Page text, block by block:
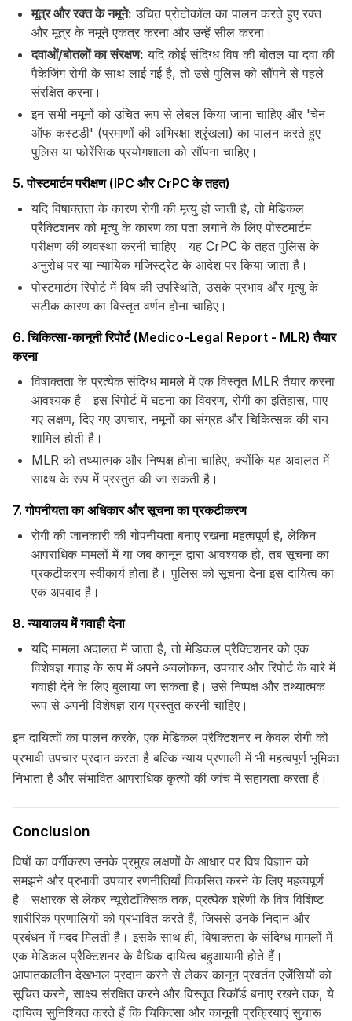
मूत्र और रक्त के नमूने: उचित प्रोटोकॉल का पालन करते हुए रक्त
और मूत्र के नमूने एकत्र करना और उन्हें सील करना।
दवाओं/बोतलों का संरक्षण: यदि कोई संदिग्ध विष की बोतल या दवा की
पैकेजिंग रोगी के साथ लाई गई है, तो उसे पुलिस को सौंपने से पहले
संरक्षित करना।
इन सभी नमूनों को उचित रूप से लेबल किया जाना चाहिए और 'चेन
ऑफ कस्टडी' (प्रमाणों की अभिरक्षा श्रृंखला) का पालन करते हुए
पुलिस या फोरेंसिक प्रयोगशाला को सौंपना चाहिए।
5. पोस्टमार्टम परीक्षण (IPC और CrPC के तहत)
यदि विषाक्तता के कारण रोगी की मृत्यु हो जाती है, तो मेडिकल
प्रैक्टिशनर को मृत्यु के कारण का पता लगाने के लिए पोस्टमार्टम
परीक्षण की व्यवस्था करनी चाहिए। यह CrPC के तहत पुलिस के
अनुरोध पर या न्यायिक मजिस्ट्रेट के आदेश पर किया जाता है।
पोस्टमार्टम रिपोर्ट में विष की उपस्थिति, उसके प्रभाव और मृत्यु के
सटीक कारण का विस्तृत वर्णन होना चाहिए।
6. चिकित्सा-कानूनी रिपोर्ट (Medico-Legal Report - MLR) तैयार
करना
विषाक्तता के प्रत्येक संदिग्ध मामले में एक विस्तृत MLR तैयार करना
आवश्यक है। इस रिपोर्ट में घटना का विवरण, रोगी का इतिहास, पाए
गए लक्षण, दिए गए उपचार, नमूनों का संग्रह और चिकित्सक की राय
शामिल होती है।
MLR को तथ्यात्मक और निष्पक्ष होना चाहिए, क्योंकि यह अदालत में
साक्ष्य के रूप में प्रस्तुत की जा सकती है।
7. गोपनीयता का अधिकार और सूचना का प्रकटीकरण
रोगी की जानकारी की गोपनीयता बनाए रखना महत्वपूर्ण है, लेकिन
आपराधिक मामलों में या जब कानून द्वारा आवश्यक हो, तब सूचना का
प्रकटीकरण स्वीकार्य होता है। पुलिस को सूचना देना इस दायित्व का
एक अपवाद है।
8. न्यायालय में गवाही देना
यदि मामला अदालत में जाता है, तो मेडिकल प्रैक्टिशनर को एक
विशेषज्ञ गवाह के रूप में अपने अवलोकन, उपचार और रिपोर्ट के बारे में
गवाही देने के लिए बुलाया जा सकता है। उसे निष्पक्ष और तथ्यात्मक
रूप से अपनी विशेषज्ञ राय प्रस्तुत करनी चाहिए।
इन दायित्वों का पालन करके, एक मेडिकल प्रैक्टिशनर न केवल रोगी को
प्रभावी उपचार प्रदान करता है बल्कि न्याय प्रणाली में भी महत्वपूर्ण भूमिका
निभाता है और संभावित आपराधिक कृत्यों की जांच में सहायता करता है।
Conclusion
विषों का वर्गीकरण उनके प्रमुख लक्षणों के आधार पर विष विज्ञान को
समझने और प्रभावी उपचार रणनीतियाँ विकसित करने के लिए महत्वपूर्ण
है। संक्षारक से लेकर न्यूरोटॉक्सिक तक, प्रत्येक श्रेणी के विष विशिष्ट
शारीरिक प्रणालियों को प्रभावित करते हैं, जिससे उनके निदान और
प्रबंधन में मदद मिलती है। इसके साथ ही, विषाक्तता के संदिग्ध मामलों में
एक मेडिकल प्रैक्टिशनर के वैधिक दायित्व बहुआयामी होते हैं।
आपातकालीन देखभाल प्रदान करने से लेकर कानून प्रवर्तन एजेंसियों को
सूचित करने, साक्ष्य संरक्षित करने और विस्तृत रिकॉर्ड बनाए रखने तक, ये
दायित्व सुनिश्चित करते हैं कि चिकित्सा और कानूनी प्रक्रियाएं सुचारू